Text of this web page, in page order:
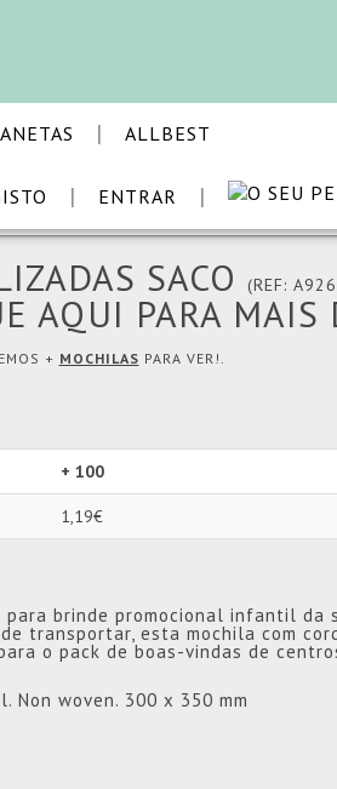
| ALLBEST
|
ENTRAR
|
SACO (REF:
AQUI PARA MAIS
+ MOCHILAS PARA VER!.
+ 100
1,19€
brinde promocional infantil da
transportar, esta mochila com
o pack de boas-vindas de
Non woven. 300 x 350 mm